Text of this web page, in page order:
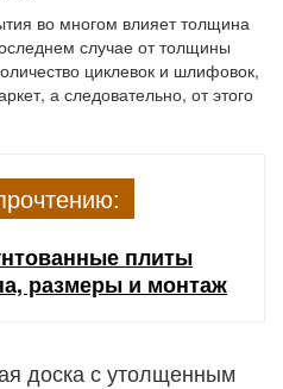
во многом влияет толщина
случае от толщины
циклевок и шлифовок,
а следовательно, от этого
плиты
размеры и монтаж
доска с утолщенным